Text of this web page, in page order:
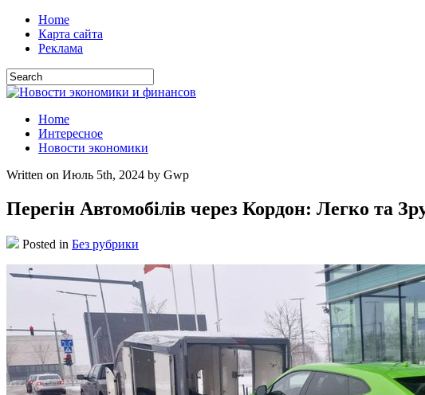
Home
Карта сайта
Реклама
Home
Интересное
Новости экономики
Written on Июль 5th, 2024 by Gwp
Перегін Автомобілів через Кордон: Легко та
Posted in Без рубрики